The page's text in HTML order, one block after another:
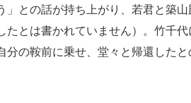
との話が持ち上がり、若君と築
とは書かれていません）。竹千
の鞍前に乗せ、堂々と帰還した